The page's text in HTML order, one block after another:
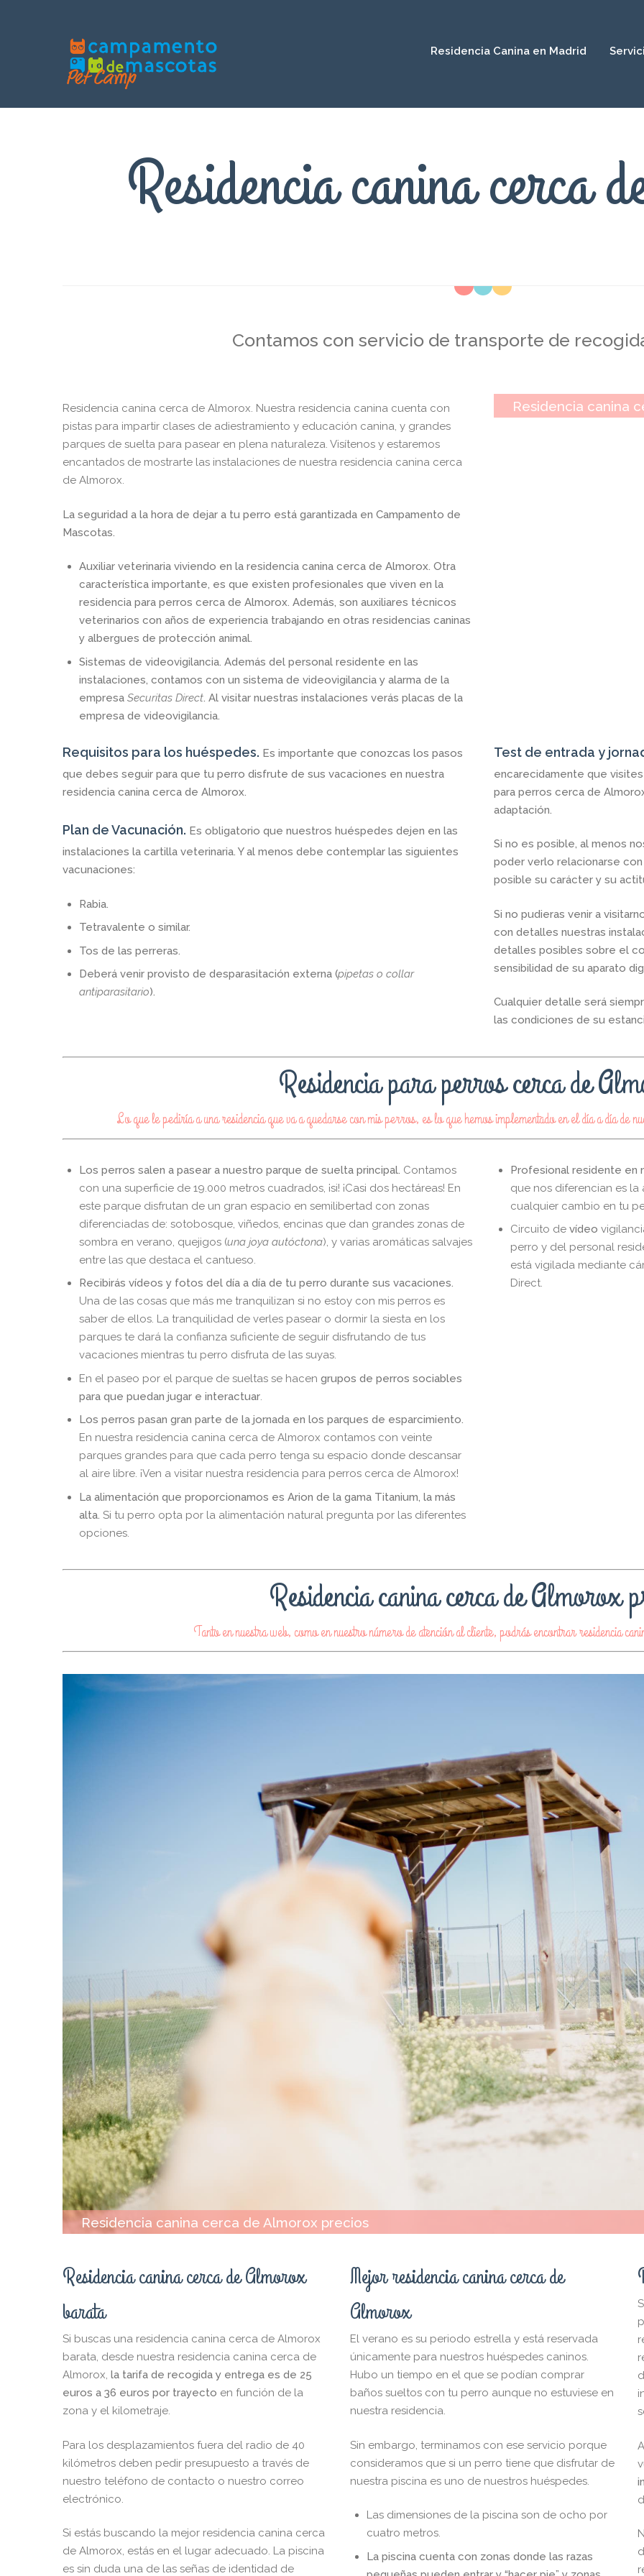
Residencia Canina en Madrid
Residencia canina cerca
Contamos con servicio de transporte de
Residencia canina cerca de Almorox. Nuestra residencia canina cuenta con
pistas para impartir clases de adiestramiento y educación canina, y grandes
parques de suelta para pasear en plena naturaleza. Visítenos y estaremos
encantados de mostrarte las instalaciones de nuestra residencia canina cerca
de Almorox.
La seguridad a la hora de dejar a tu perro está garantizada en Campamento de
Mascotas.
Auxiliar veterinaria viviendo en la residencia canina cerca de Almorox. Otra
característica importante, es que existen profesionales que viven en la
residencia para perros cerca de Almorox. Además, son auxiliares técnicos
veterinarios con años de experiencia trabajando en otras residencias caninas
y albergues de protección animal.
Sistemas de videovigilancia. Además del personal residente en las
instalaciones, contamos con un sistema de videovigilancia y alarma de la
empresa Securitas Direct. Al visitar nuestras instalaciones verás placas de la
empresa de videovigilancia.
Residencia canina
Requisitos para los huéspedes. Es importante que conozcas los pasos
que debes seguir para que tu perro disfrute de sus vacaciones en nuestra
residencia canina cerca de Almorox.
Plan de Vacunación. Es obligatorio que nuestros huéspedes dejen en las
instalaciones la cartilla veterinaria. Y al menos debe contemplar las siguientes
vacunaciones:
Rabia.
Tetravalente o similar.
Tos de las perreras.
Deberá venir provisto de desparasitación externa (pipetas o collar
antiparasitario).
Test de entrada y
encarecidamente que
para perros cerca de
adaptación.
Si no es posible, al menos
poder verlo relacionarse
posible su carácter y su
Si no pudieras venir a
con detalles nuestras
detalles posibles sobre el
sensibilidad de su aparato
Cualquier detalle será
las condiciones de su
Residencia para perros cerca de
Lo que le pediría a una residencia que va a quedarse con mis perros, es lo que hemos implementado en el día a día de
Los perros salen a pasear a nuestro parque de suelta principal. Contamos
con una superficie de 19.000 metros cuadrados, ¡si! ¡Casi dos hectáreas! En
este parque disfrutan de un gran espacio en semilibertad con zonas
diferenciadas de: sotobosque, viñedos, encinas que dan grandes zonas de
sombra en verano, quejigos (una joya autóctona), y varias aromáticas salvajes
entre las que destaca el cantueso.
Recibirás vídeos y fotos del día a día de tu perro durante sus vacaciones.
Una de las cosas que más me tranquilizan si no estoy con mis perros es
saber de ellos. La tranquilidad de verles pasear o dormir la siesta en los
parques te dará la confianza suficiente de seguir disfrutando de tus
vacaciones mientras tu perro disfruta de las suyas.
En el paseo por el parque de sueltas se hacen grupos de perros sociables
para que puedan jugar e interactuar.
Los perros pasan gran parte de la jornada en los parques de esparcimiento.
En nuestra residencia canina cerca de Almorox contamos con veinte
parques grandes para que cada perro tenga su espacio donde descansar
al aire libre. ¡Ven a visitar nuestra residencia para perros cerca de Almorox!
La alimentación que proporcionamos es Arion de la gama Titanium, la más
alta. Si tu perro opta por la alimentación natural pregunta por las diferentes
opciones.
Profesional residente en
que nos diferencian es la
cualquier cambio en tu
Circuito de vídeo
perro y del personal
está vigilada mediante
Direct.
Residencia canina cerca de Almorox
Tanto en nuestra web, como en nuestro número de atención al cliente, podrás encontrar residencia
Residencia canina cerca de Almorox precios
Residencia canina cerca de Almorox
barata
Si buscas una residencia canina cerca de Almorox
barata, desde nuestra residencia canina cerca de
Almorox, la tarifa de recogida y entrega es de 25
euros a 36 euros por trayecto en función de la
zona y el kilometraje.
Para los desplazamientos fuera del radio de 40
kilómetros deben pedir presupuesto a través de
nuestro teléfono de contacto o nuestro correo
electrónico.
Si estás buscando la mejor residencia canina cerca
de Almorox, estás en el lugar adecuado. La piscina
es sin duda una de las señas de identidad de
Mejor residencia canina cerca de
Almorox
El verano es su periodo estrella y está reservada
únicamente para nuestros huéspedes caninos.
Hubo un tiempo en el que se podían comprar
baños sueltos con tu perro aunque no estuviese en
nuestra residencia.
Sin embargo, terminamos con ese servicio porque
consideramos que si un perro tiene que disfrutar de
nuestra piscina es uno de nuestros huéspedes.
Las dimensiones de la piscina son de ocho por
cuatro metros.
La piscina cuenta con zonas donde las razas